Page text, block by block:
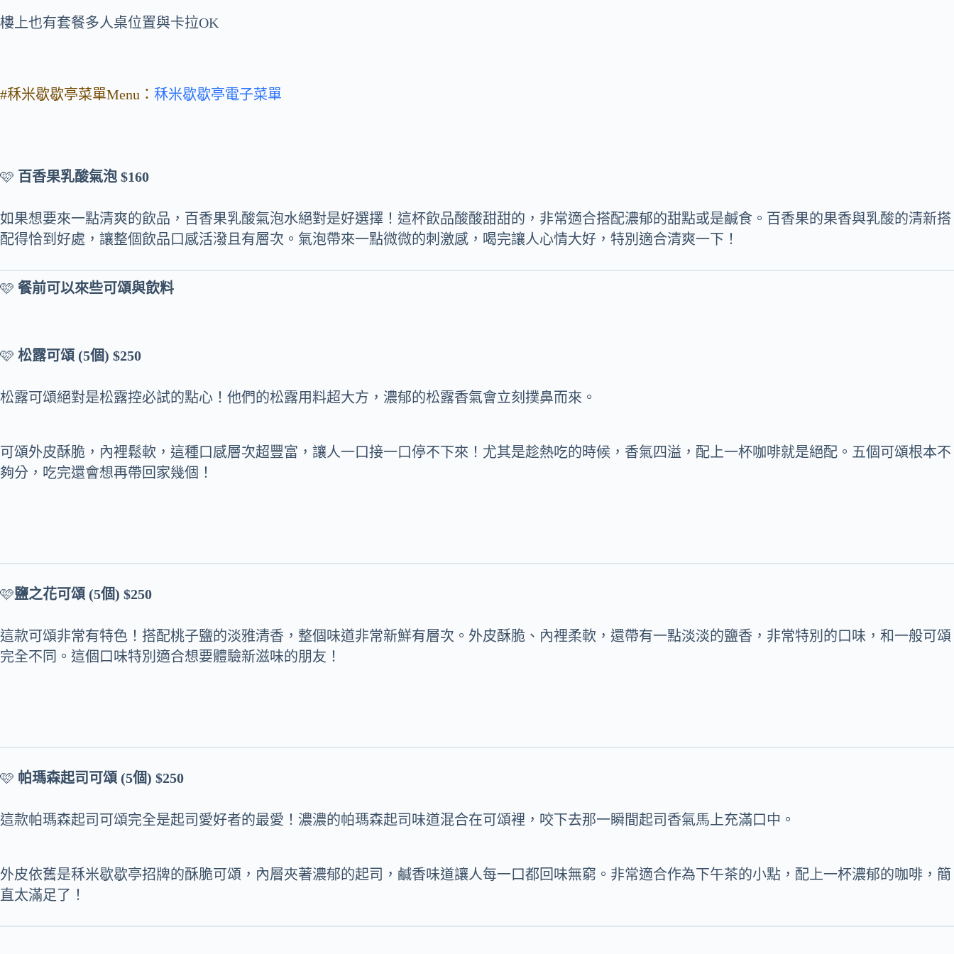
樓上也有套餐多人桌位置與卡拉OK
#秝米歇歇亭菜單Menu： 秝米歇歇亭電子菜單
🩷 百香果乳酸氣泡 $160
如果想要來一點清爽的飲品，百香果乳酸氣泡水絕對是好選擇！這杯飲品酸酸甜甜的，非常適合搭配濃郁的甜點或是鹹食。百香果的果香與乳酸的清新搭
配得恰到好處，讓整個飲品口感活潑且有層次。氣泡帶來一點微微的刺激感，喝完讓人心情大好，特別適合清爽一下！
🩷 餐前可以來些可頌與飲料
🩷 松露可頌 (5個) $250
松露可頌絕對是松露控必試的點心！他們的松露用料超大方，濃郁的松露香氣會立刻撲鼻而來。
可頌外皮酥脆，內裡鬆軟，這種口感層次超豐富，讓人一口接一口停不下來！尤其是趁熱吃的時候，香氣四溢，配上一杯咖啡就是絕配。五個可頌根本不
夠分，吃完還會想再帶回家幾個！
🩷鹽之花可頌 (5個) $250
這款可頌非常有特色！搭配桃子鹽的淡雅清香，整個味道非常新鮮有層次。外皮酥脆、內裡柔軟，還帶有一點淡淡的鹽香，非常特別的口味，和一般可頌
完全不同。這個口味特別適合想要體驗新滋味的朋友！
🩷 帕瑪森起司可頌 (5個) $250
這款帕瑪森起司可頌完全是起司愛好者的最愛！濃濃的帕瑪森起司味道混合在可頌裡，咬下去那一瞬間起司香氣馬上充滿口中。
外皮依舊是秝米歇歇亭招牌的酥脆可頌，內層夾著濃郁的起司，鹹香味道讓人每一口都回味無窮。非常適合作為下午茶的小點，配上一杯濃郁的咖啡，簡
直太滿足了！